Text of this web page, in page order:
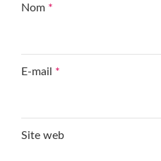
Nom *
E-mail *
Site web